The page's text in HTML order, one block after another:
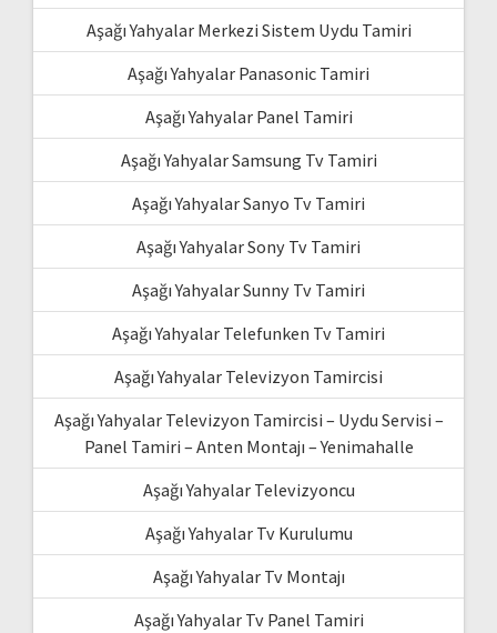
Aşağı Yahyalar Merkezi Sistem Uydu Tamiri
Aşağı Yahyalar Panasonic Tamiri
Aşağı Yahyalar Panel Tamiri
Aşağı Yahyalar Samsung Tv Tamiri
Aşağı Yahyalar Sanyo Tv Tamiri
Aşağı Yahyalar Sony Tv Tamiri
Aşağı Yahyalar Sunny Tv Tamiri
Aşağı Yahyalar Telefunken Tv Tamiri
Aşağı Yahyalar Televizyon Tamircisi
Aşağı Yahyalar Televizyon Tamircisi – Uydu Servisi –
Panel Tamiri – Anten Montajı – Yenimahalle
Aşağı Yahyalar Televizyoncu
Aşağı Yahyalar Tv Kurulumu
Aşağı Yahyalar Tv Montajı
Aşağı Yahyalar Tv Panel Tamiri